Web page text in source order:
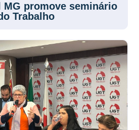
MG promove seminário
Trabalho